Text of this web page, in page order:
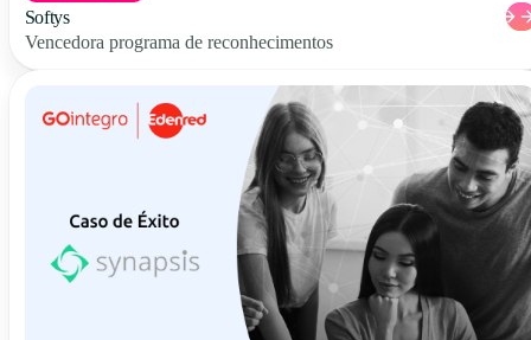
Softys
Vencedora programa de reconhecimentos